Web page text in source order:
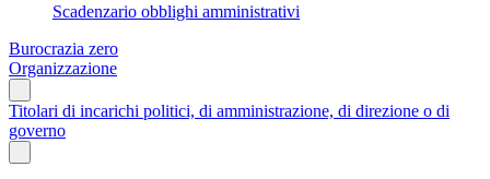
Scadenzario obblighi amministrativi
Burocrazia zero
Organizzazione
Titolari di incarichi politici, di amministrazione, di direzione o di
governo